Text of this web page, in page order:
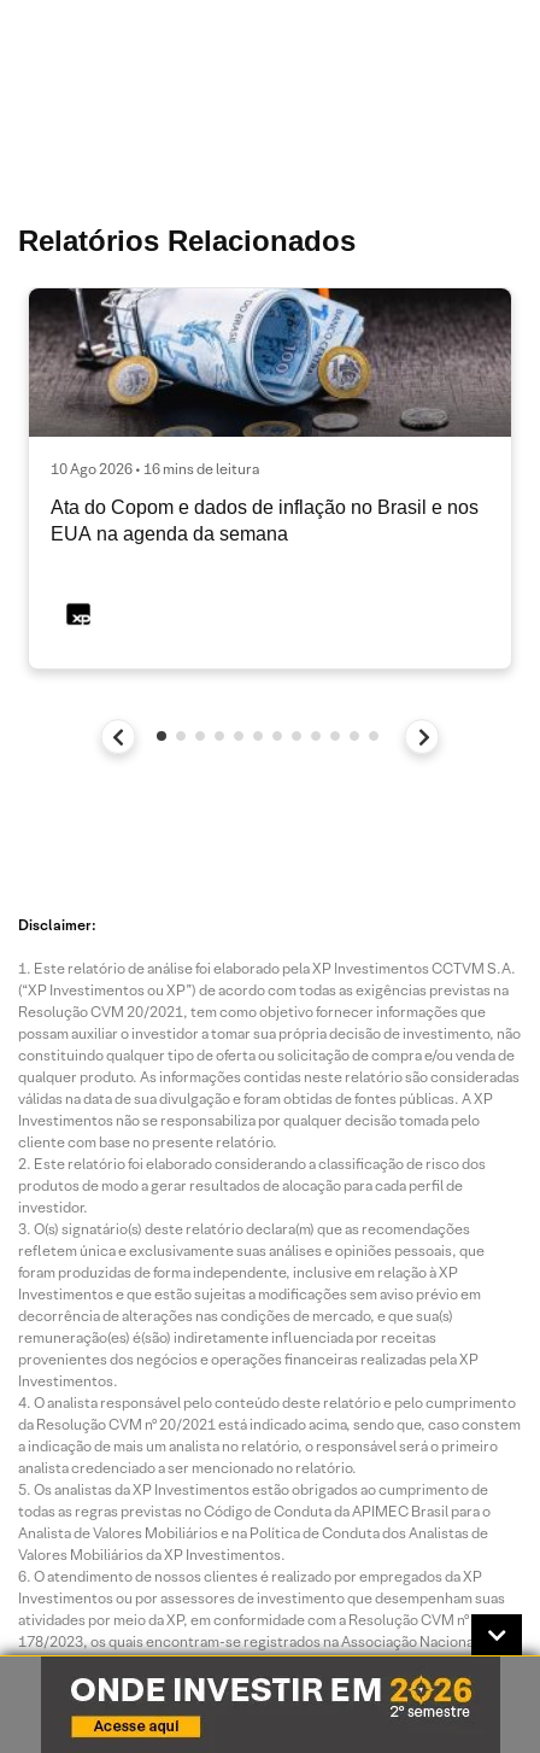
Relatórios Relacionados
10 Ago 2026 • 16 mins de leitura
Ata do Copom e dados de inflação no Brasil e nos
EUA na agenda da semana
Disclaimer:
Este relatório de análise foi elaborado pela XP Investimentos CCTVM S.A.
(“XP Investimentos ou XP”) de acordo com todas as exigências previstas na
Resolução CVM 20/2021, tem como objetivo fornecer informações que
possam auxiliar o investidor a tomar sua própria decisão de investimento, não
constituindo qualquer tipo de oferta ou solicitação de compra e/ou venda de
qualquer produto. As informações contidas neste relatório são consideradas
válidas na data de sua divulgação e foram obtidas de fontes públicas. A XP
Investimentos não se responsabiliza por qualquer decisão tomada pelo
cliente com base no presente relatório.
Este relatório foi elaborado considerando a classificação de risco dos
produtos de modo a gerar resultados de alocação para cada perfil de
investidor.
O(s) signatário(s) deste relatório declara(m) que as recomendações
refletem única e exclusivamente suas análises e opiniões pessoais, que
foram produzidas de forma independente, inclusive em relação à XP
Investimentos e que estão sujeitas a modificações sem aviso prévio em
decorrência de alterações nas condições de mercado, e que sua(s)
remuneração(es) é(são) indiretamente influenciada por receitas
provenientes dos negócios e operações financeiras realizadas pela XP
Investimentos.
O analista responsável pelo conteúdo deste relatório e pelo cumprimento
da Resolução CVM nº 20/2021 está indicado acima, sendo que, caso constem
a indicação de mais um analista no relatório, o responsável será o primeiro
analista credenciado a ser mencionado no relatório.
Os analistas da XP Investimentos estão obrigados ao cumprimento de
todas as regras previstas no Código de Conduta da APIMEC Brasil para o
Analista de Valores Mobiliários e na Política de Conduta dos Analistas de
Valores Mobiliários da XP Investimentos.
O atendimento de nossos clientes é realizado por empregados da XP
Investimentos ou por assessores de investimento que desempenham suas
atividades por meio da XP, em conformidade com a Resolução CVM nº
178/2023, os quais encontram-se registrados na Associação Nacional das
assessor de investimento não pode realizar consultoria, administração ou
gestão de patrimônio de clientes, devendo atuar como intermediário e
solicitar autorização prévia do cliente para a realização de qualquer operação